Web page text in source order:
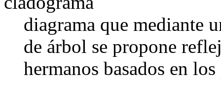
diagrama que mediante
de árbol se propone
hermanos basados en